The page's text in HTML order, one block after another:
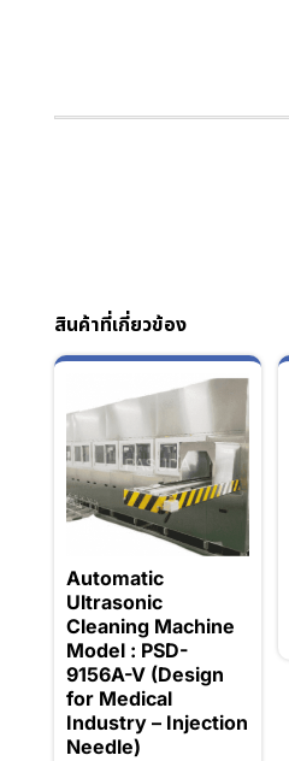
สินค้าที่เกี่ยวข้อง
Automatic
Ultrasonic
Cleaning Machine
Model : PSD-
9156A-V (Design
for Medical
Industry – Injection
Needle)